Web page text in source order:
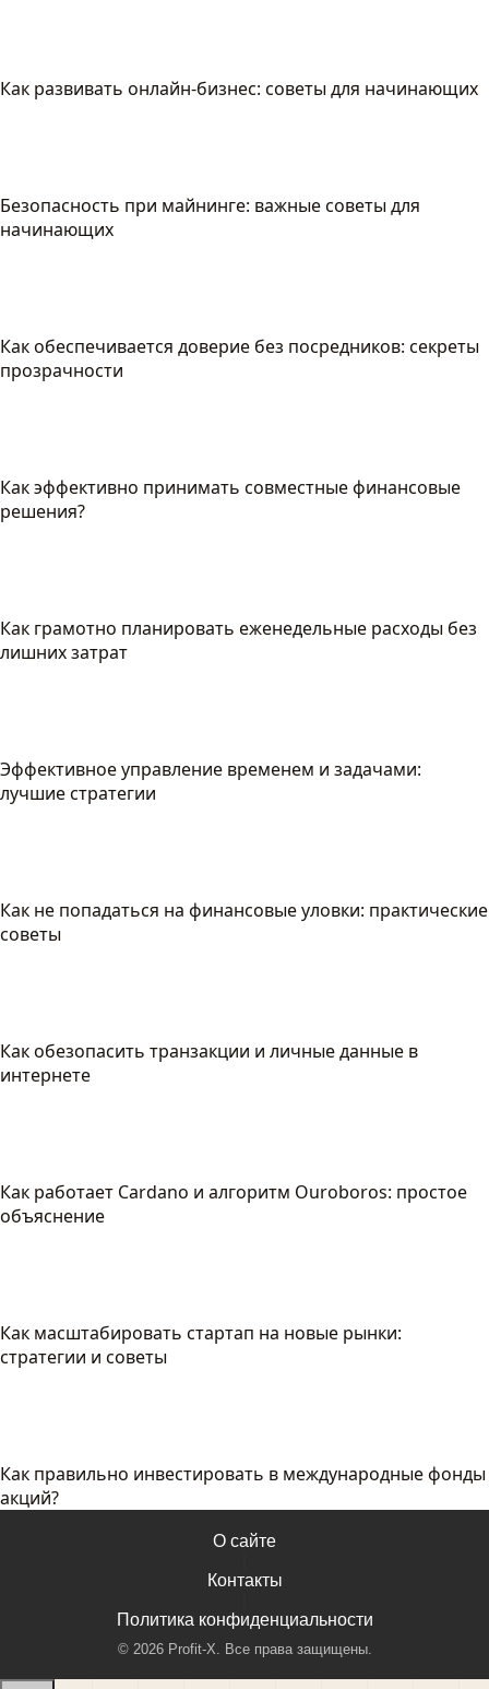
Как развивать онлайн-бизнес: советы для начинающих
Безопасность при майнинге: важные советы для
начинающих
Как обеспечивается доверие без посредников: секреты
прозрачности
Как эффективно принимать совместные финансовые
решения?
Как грамотно планировать еженедельные расходы без
лишних затрат
Эффективное управление временем и задачами:
лучшие стратегии
Как не попадаться на финансовые уловки: практические
советы
Как обезопасить транзакции и личные данные в
интернете
Как работает Cardano и алгоритм Ouroboros: простое
объяснение
Как масштабировать стартап на новые рынки:
стратегии и советы
Как правильно инвестировать в международные фонды
акций?
О сайте
Контакты
Политика конфиденциальности
© 2026Profit-X. Все права защищены.